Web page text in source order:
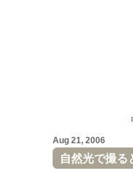
Aug 21, 2006
自然光で撮る